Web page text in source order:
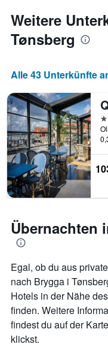
Weitere
Tønsberg
Alle 43 Unterkünfte
3
Übernachten
Egal, ob du aus
nach Brygga i
Hotels in der Nähe
finden. Weitere
findest du auf der
klickst.